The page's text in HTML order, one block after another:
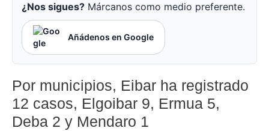
¿Nos sigues? Márcanos como medio preferente.
Añádenos en Google
Por municipios, Eibar ha registrado
12 casos, Elgoibar 9, Ermua 5,
Deba 2 y Mendaro 1